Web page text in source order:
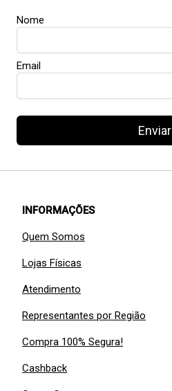
Nome
Email
Enviar
INFORMAÇÕES
Quem Somos
Lojas Físicas
Atendimento
Representantes por Região
Compra 100% Segura!
Cashback